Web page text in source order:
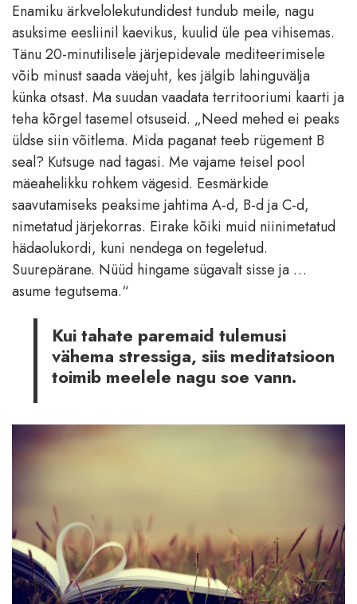
Enamiku ärkvelolekutundidest tundub meile, nagu
asuksime eesliinil kaevikus, kuulid üle pea vihisemas.
Tänu 20-minutilisele järjepidevale mediteerimisele
võib minust saada väejuht, kes jälgib lahinguvälja
künka otsast. Ma suudan vaadata territooriumi kaarti ja
teha kõrgel tasemel otsuseid. „Need mehed ei peaks
üldse siin võitlema. Mida paganat teeb rügement B
seal? Kutsuge nad tagasi. Me vajame teisel pool
mäeahelikku rohkem vägesid. Eesmärkide
saavutamiseks peaksime jahtima A-d, B-d ja C-d,
nimetatud järjekorras. Eirake kõiki muid niinimetatud
hädaolukordi, kuni nendega on tegeletud.
Suurepärane. Nüüd hingame sügavalt sisse ja …
asume tegutsema.“
Kui tahate paremaid tulemusi
vähema stressiga, siis meditatsioon
toimib meelele nagu soe vann.